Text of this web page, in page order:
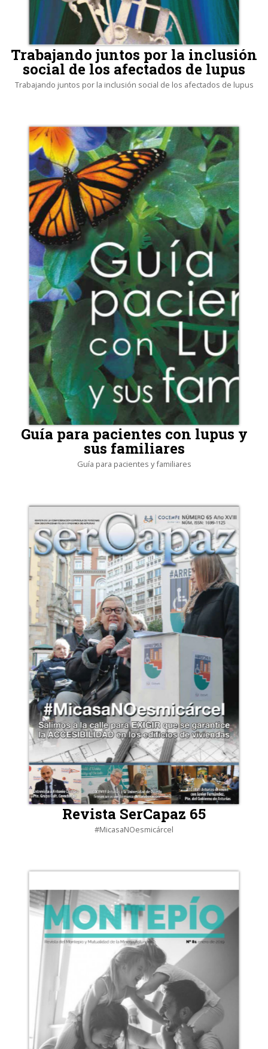
Trabajando juntos por la inclusión
social de los afectados de lupus
Trabajando juntos por la inclusión social de los afectados de lupus
Guía para pacientes con lupus y
sus familiares
Guía para pacientes y familiares
Revista SerCapaz 65
#MicasaNOesmicárcel